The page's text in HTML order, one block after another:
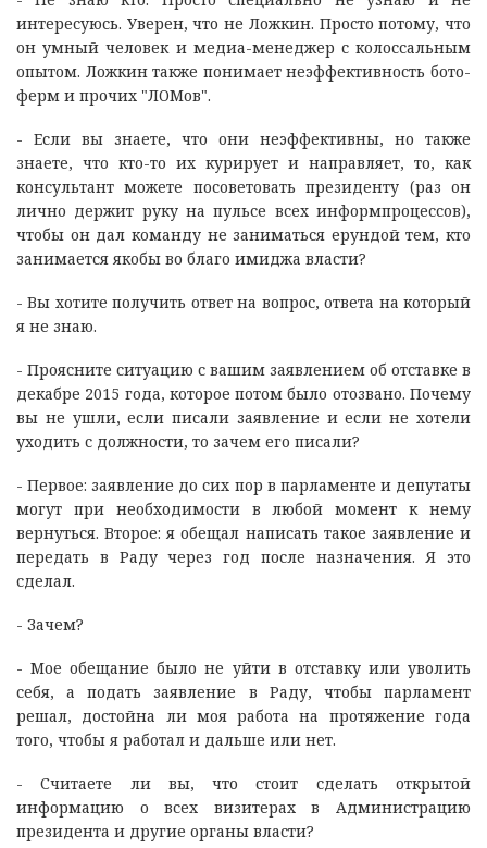
интересуюсь. Уверен, что не Ложкин. Просто потому, что
он умный человек и медиа-менеджер с колоссальным
опытом. Ложкин также понимает неэффективность бото-
ферм и прочих "ЛОМов".
- Если вы знаете, что они неэффективны, но также
знаете, что кто-то их курирует и направляет, то, как
консультант можете посоветовать президенту (раз он
лично держит руку на пульсе всех информпроцессов),
чтобы он дал команду не заниматься ерундой тем, кто
занимается якобы во благо имиджа власти?
- Вы хотите получить ответ на вопрос, ответа на который
я не знаю.
- Проясните ситуацию с вашим заявлением об отставке в
декабре 2015 года, которое потом было отозвано. Почему
вы не ушли, если писали заявление и если не хотели
уходить с должности, то зачем его писали?
- Первое: заявление до сих пор в парламенте и депутаты
могут при необходимости в любой момент к нему
вернуться. Второе: я обещал написать такое заявление и
передать в Раду через год после назначения. Я это
сделал.
- Зачем?
- Мое обещание было не уйти в отставку или уволить
себя, а подать заявление в Раду, чтобы парламент
решал, достойна ли моя работа на протяжение года
того, чтобы я работал и дальше или нет.
- Считаете ли вы, что стоит сделать открытой
информацию о всех визитерах в Администрацию
президента и другие органы власти?